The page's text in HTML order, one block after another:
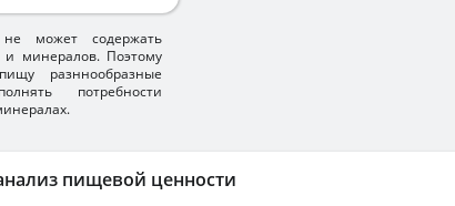
пищевой ценности
не может содержать
минералов. Поэтому
разннообразные
потребности